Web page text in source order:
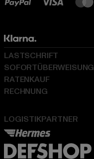
LOGISTIKPARTNER
LASTSCHRIFT
SOFORTÜBERWEISUNG
RATENKAUF
RECHNUNG